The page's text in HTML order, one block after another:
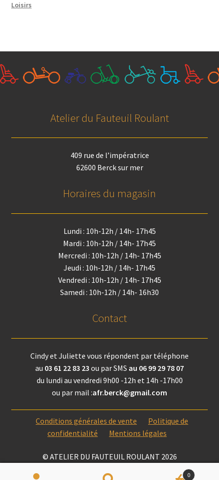
Loisirs
Atelier du Fauteuil Roulant
409 rue de l’impératrice
62600 Berck sur mer
Horaires du magasin
Lundi : 10h-12h / 14h- 17h45
Mardi : 10h-12h / 14h- 17h45
Mercredi : 10h-12h / 14h- 17h45
Jeudi : 10h-12h / 14h- 17h45
Vendredi : 10h-12h / 14h- 17h45
Samedi : 10h-12h / 14h- 16h30
Contact
Cindy et Juliette vous répondent par téléphone
au 03 61 22 83 23 ou par SMS au 06 99 29 78 07
du lundi au vendredi 9h00 -12h et 14h -17h00
ou par mail :afr.berck@gmail.com
Conditions générales de vente
Politique de
confidentialité
Mentions légales
© ATELIER DU FAUTEUIL ROULANT 2026
0